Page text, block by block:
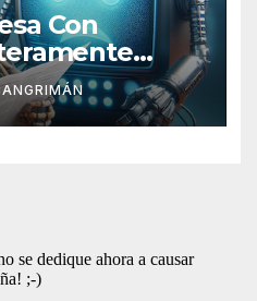
Con
Inteligencia